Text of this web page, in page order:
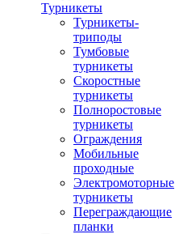
Турникеты
Турникеты-
триподы
Тумбовые
турникеты
Скоростные
турникеты
Полноростовые
турникеты
Ограждения
Мобильные
проходные
Электромоторные
турникеты
Переграждающие
планки